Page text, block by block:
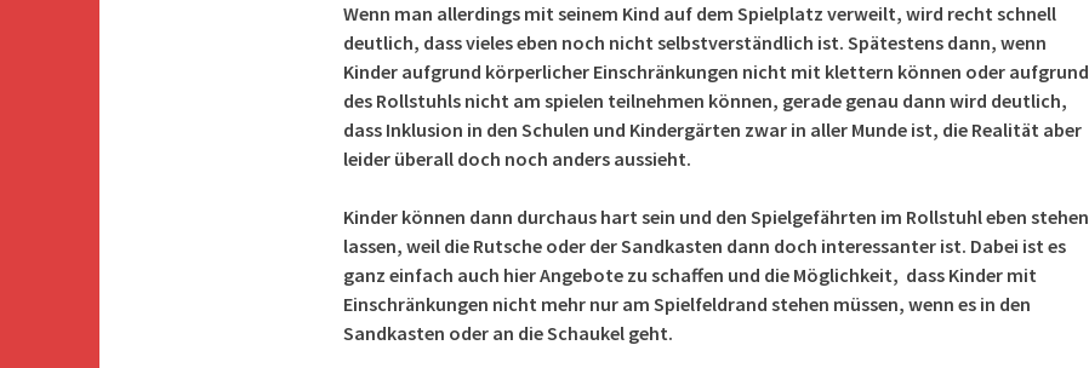
Wenn man allerdings mit seinem Kind auf dem Spielplatz verweilt, wird recht schnell
deutlich, dass vieles eben noch nicht selbstverständlich ist. Spätestens dann, wenn
Kinder aufgrund körperlicher Einschränkungen nicht mit klettern können oder aufgrund
des Rollstuhls nicht am spielen teilnehmen können, gerade genau dann wird deutlich,
dass Inklusion in den Schulen und Kindergärten zwar in aller Munde ist, die Realität aber
leider überall doch noch anders aussieht.
Kinder können dann durchaus hart sein und den Spielgefährten im Rollstuhl eben stehen
lassen, weil die Rutsche oder der Sandkasten dann doch interessanter ist. Dabei ist es
ganz einfach auch hier Angebote zu schaffen und die Möglichkeit, dass Kinder mit
Einschränkungen nicht mehr nur am Spielfeldrand stehen müssen, wenn es in den
Sandkasten oder an die Schaukel geht.